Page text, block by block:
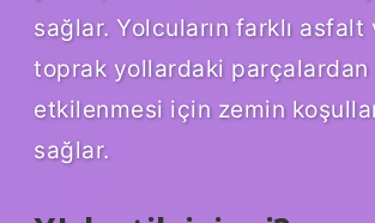
sağlar. Yolcuların farklı asfalt
toprak yollardaki parçalardan
etkilenmesi için zemin
sağlar.